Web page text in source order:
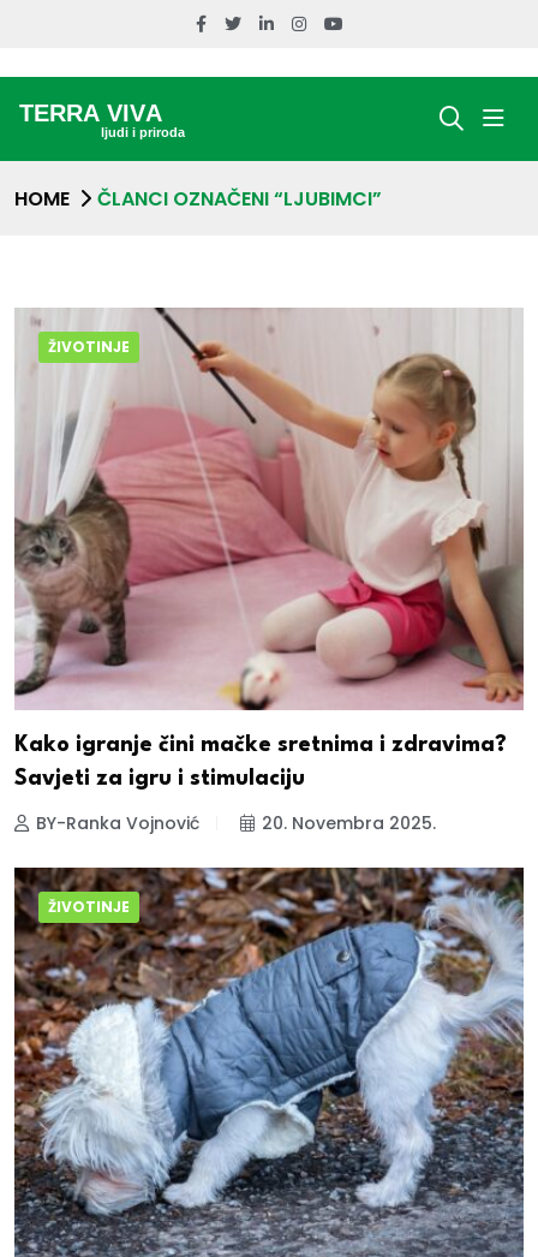
HOME ČLANCI OZNAČENI “LJUBIMCI”
ŽIVOTINJE
Kako igranje čini mačke sretnima i zdravima?
Savjeti za igru i stimulaciju
BY-Ranka Vojnović 20. Novembra 2025.
ŽIVOTINJE